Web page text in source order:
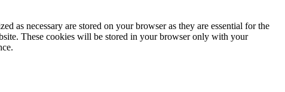
as necessary are stored on your browser as they are essential for the
These cookies will be stored in your browser only with your